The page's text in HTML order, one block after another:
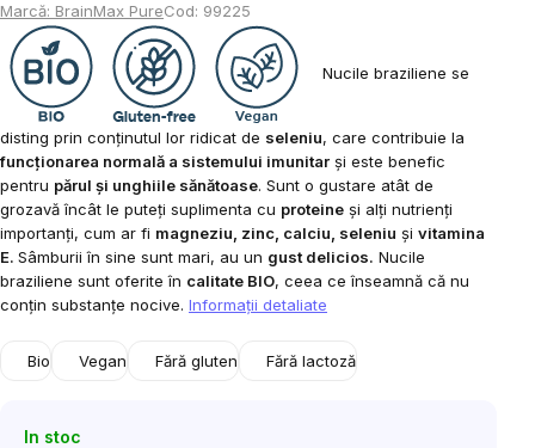
Marcă: BrainMax PureCod: 99225
Nucile braziliene se
disting prin conținutul lor ridicat de seleniu, care contribuie la
funcționarea normală a sistemului imunitar și este benefic
pentru părul și unghiile sănătoase. Sunt o gustare atât de
grozavă încât le puteți suplimenta cu proteine și alți nutrienți
importanți, cum ar fi magneziu, zinc, calciu, seleniu și vitamina
E. Sâmburii în sine sunt mari, au un gust delicios. Nucile
braziliene sunt oferite în calitate BIO, ceea ce înseamnă că nu
conțin substanțe nocive. Informaţii detaliate
Bio Vegan Fără gluten Fără lactoză
In stoc